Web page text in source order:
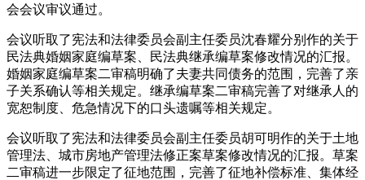
会会议审议通过。
会议听取了宪法和法律委员会副主任委员沈春耀分别作的关于
民法典婚姻家庭编草案、民法典继承编草案修改情况的汇报。
婚姻家庭编草案二审稿明确了夫妻共同债务的范围，完善了亲
子关系确认等相关规定。继承编草案二审稿完善了对继承人的
宽恕制度、危急情况下的口头遗嘱等相关规定。
会议听取了宪法和法律委员会副主任委员胡可明作的关于土地
管理法、城市房地产管理法修正案草案修改情况的汇报。草案
二审稿进一步限定了征地范围，完善了征地补偿标准、集体经